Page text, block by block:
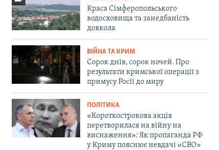
Краса Сімферопольського
водосховища та занедбаність
довкола
ВІЙНА ТА КРИМ
Сорок днів, сорок ночей. Про
результати кримської операції з
примусу Росії до миру
ПОЛІТИКА
«Короткострокова акція
перетворилася на війну на
виснаження»: Як пропаганда РФ
у Криму пояснює невдачі «СВО»